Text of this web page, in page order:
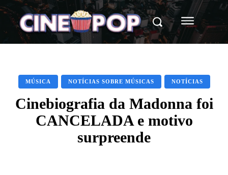
MÚSICA NOTÍCIAS SOBRE MÚSICAS NOTÍCIAS
Cinebiografia da Madonna foi
CANCELADA e motivo
surpreende